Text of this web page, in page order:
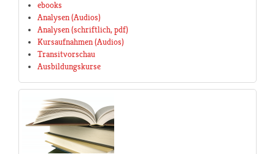
ebooks
Analysen (Audios)
Analysen (schriftlich, pdf)
Kursaufnahmen (Audios)
Transitvorschau
Ausbildungskurse